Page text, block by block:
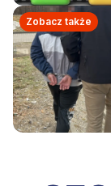
Zobacz także